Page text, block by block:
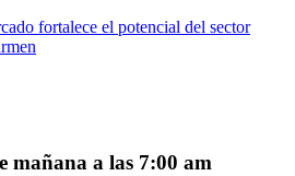
fortalece el potencial del sector
mañana a las 7:00 am